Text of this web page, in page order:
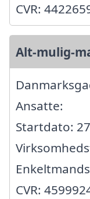
CVR:
Alt-mulig-
Ansatte:
Startdato:
CVR: